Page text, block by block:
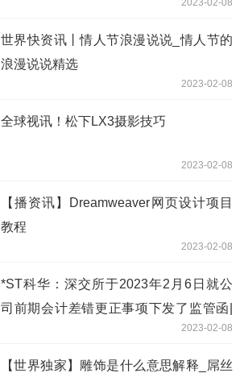
世界快资讯丨情人节浪漫说说_情人节的
浪漫说说精选
2023-02-08
全球视讯！松下LX3摄影技巧
2023-02-08
【播资讯】Dreamweaver网页设计项目
教程
2023-02-08
*ST科华：深交所于2023年2月6日就公
司前期会计差错更正事项下发了监管函|
2023-02-08
【世界独家】雕饰是什么意思解释_屌丝